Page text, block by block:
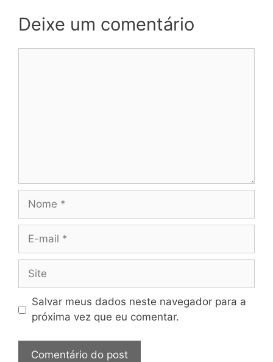
Deixe um comentário
Nome
Site
Salvar meus dados neste navegador para a
próxima vez que eu comentar.